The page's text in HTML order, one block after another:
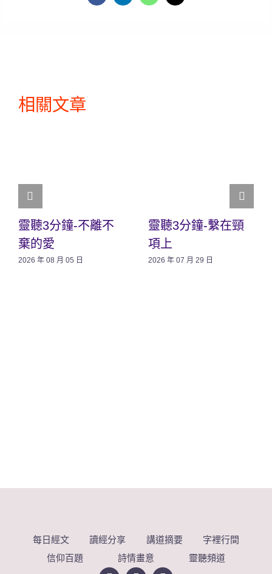
相關文章
靈聽3分鐘-不離不
棄的愛
2026 年 08 月 05 日
靈聽3分鐘-繫在頸
項上
2026 年 07 月 29 日
每日經文 讀經分享 講道摘要
字裡行間
信仰百題
詩情畫意 靈聽頻道